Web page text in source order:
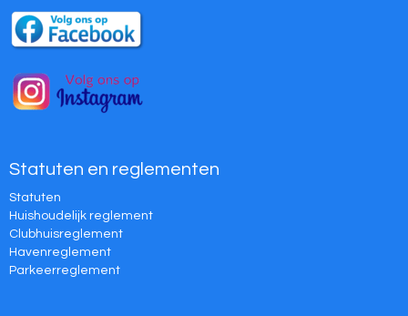
Statuten en reglementen
Statuten
Huishoudelijk reglement
Clubhuisreglement
Havenreglement
Parkeerreglement